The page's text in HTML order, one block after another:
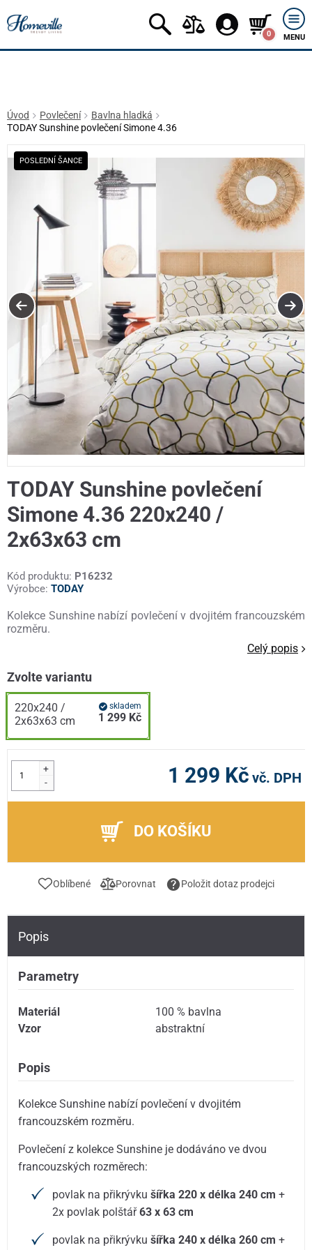
0 MENU
Úvod Povlečení
Bavlna hladká
TODAY Sunshine povlečení Simone 4.36
POSLEDNÍ ŠANCE
TODAY Sunshine povlečení
Simone 4.36 220x240 /
2x63x63 cm
Kód produktu: P16232
Výrobce: TODAY
Kolekce Sunshine nabízí povlečení v dvojitém francouzském
rozměru.
Celý popis
Zvolte variantu
220x240 /
2x63x63 cm
skladem
1 299 Kč
+
-
1 299 Kč vč. DPH
DO KOŠÍKU
Oblíbené Porovnat Položit dotaz prodejci
Popis
Parametry
Materiál
100 % bavlna
Vzor
abstraktní
Popis
Kolekce Sunshine nabízí povlečení v dvojitém
francouzském rozměru.
Povlečení z kolekce Sunshine je dodáváno ve dvou
francouzských rozměrech:
povlak na přikrývkušířka 220 x délka 240 cm +
2x povlak polštář63 x 63 cm
povlak na přikrývkušířka 240 x délka 260 cm +